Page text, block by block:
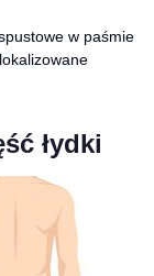
w paśmie
łydki